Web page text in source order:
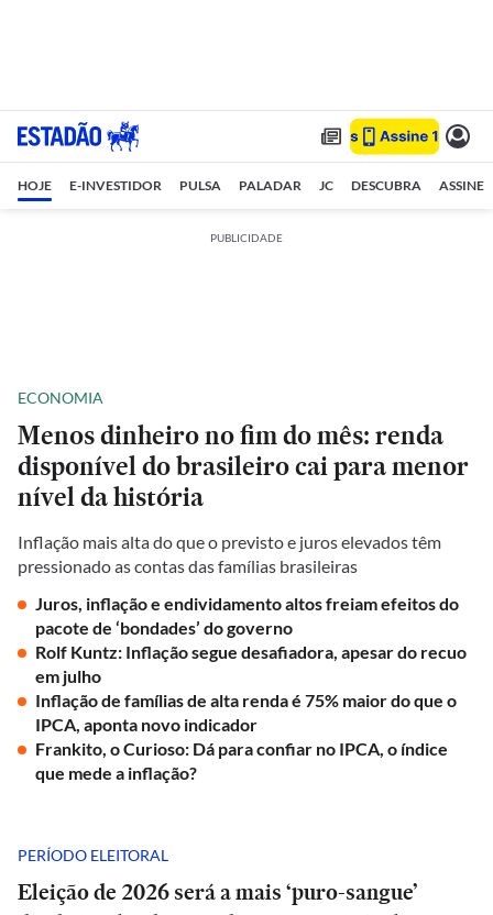
HOJE E-INVESTIDOR PULSA PALADAR JC DESCUBRA ASSINE
PUBLICIDADE
ECONOMIA
Menos dinheiro no fim do mês: renda
disponível do brasileiro cai para menor
nível da história
Inflação mais alta do que o previsto e juros elevados têm
pressionado as contas das famílias brasileiras
Juros, inflação e endividamento altos freiam efeitos do
pacote de ‘bondades’ do governo
Rolf Kuntz: Inflação segue desafiadora, apesar do recuo
em julho
Inflação de famílias de alta renda é 75% maior do que o
IPCA, aponta novo indicador
Frankito, o Curioso: Dá para confiar no IPCA, o índice
que mede a inflação?
PERÍODO ELEITORAL
Eleição de 2026 será a mais ‘puro-sangue’